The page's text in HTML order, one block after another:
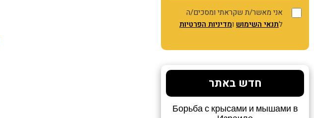
אני מאשר/ת שקראתי ומסכים/ה
לתנאי השימוש ומדיניות הפרטיות
חדש באתר
Борьба с крысами и мышами в